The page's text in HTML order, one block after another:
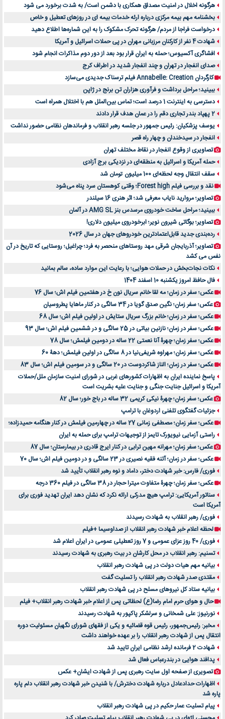
هرگونه اخلال در امنیت مصداق همکاری با دشمن است/ به شدت برخورد می شود
بخشنامه مهم بیمه مرکزی درباره ارئه خدمات بیمه ای در روزهای تعطیل و خاص
درخواست فراجا از مردم/ هرگونه تحرک مشکوک را به این شماره‌ها اطلاع دهید
شهادت 4 نفر از کارکنان مرزبانی مهران در پی حملات اسرائیل و آمریکا
افشاگری آکسیوس؛ حمله به ایران قرار بود بعد از دور دوم مذاکرات انجام شود
صدای انفجار در تهران و چند انفجار شدید در اطراف کرج
کارگردان Annabelle: Creation فیلم ترسناک جدیدی می‌سازد
ببینید؛ مراحل برداشت و فرآوری هزاران تن برنج در ژاپن
دسترسی به اینترنت 1 درصد است؛ تماس بین‌الملل هم با اختلال همراه است
2 پهپاد بندر تجاری دقم را در عمان هدف قرار دادند
یوسف پزشکیان: رئیس جمهور در جلسه رهبر انقلاب و فرماندهان نظامی حضور نداشت
انفجار در سیدخندان و چهار راه قصر
تصاویری از وقوع انفجار در نقاط مختلف تهران
حمله آمریکا و اسرائیل به منطقه‌ای در نزدیکی برج آزادی
سقف انتقال وجه لحظه‌ای 100 میلیون تومان شد
نقد و بررسی فیلم Forest high؛ وقتی کوهستان سرد پناه می‌شود
تصاویر؛ مروارید نایاب معرفی شد؛ اثر هنری 16 سیلندر
ببینید؛ مراحل ساخت خودروی مرسدس بنز AMG SL در آلمان
تصاویر؛ بوگاتی شیرون نویر؛ ابرخودروی میلیون دلاری!
رده‌بندی جدید قابل‌اعتمادترین خودروهای جهان در سال 2026
تصاویر؛ آذربایجان شرقی مهد روستاهای منحصر به فرد؛ چراغیل؛ روستایی که تاریخ در آن
نفس می کشد
نکات نجات‌بخش در حملات هوایی؛ با رعایت این موارد ساده، سالم بمانید
فال حافظ امروز یکشنبه 10 اسفند 1404
عکس؛ سفر در زمان؛ مه لقا خانم سریال نون خ در هفتمین فیلم اش؛ سال 76
عکس؛ سفر زمان؛ نگین صدق گویا در 34 سالگی در کنار ماهایا پطروسیان
عکس؛ سفر در زمان؛ خانم بزرگ سریال ستایش در اولین فیلم اش؛ سال 68
عکس؛ سفر در زمان؛ نازنین بیاتی در 25 سالگی و در ششمین فیلم اش؛ سال 93
عکس؛ سفر زمان؛ چهرۀ آنا نعمتی 22 ساله در دومین فیلمش؛ سال 78
عکس؛ سفر زمان؛ مهراوه شریفی‌نیا در 8 سالگی در اولین فیلمش؛ دهۀ 60
عکس؛ سفر در زمان؛ الناز شاکردوست در 20 سالگی و در سومین فیلم اش؛ سال 83
پاسخ نماینده ایران به اظهارات کشورهای غربی در شورای امنیت سازمان ملل/حملات
آمریکا و اسرائیل جنایت جنگی و جنایت علیه بشریت است
عکس؛ سفر زمان؛ چهرۀ نیکی کریمی 32 ساله در باج خور؛ سال 82
جزئیات گفتگوی تلفنی اردوغان با ترامپ
عکس؛ سفر زمان؛ مصطفی زمانی 27 ساله در چهارمین فیلمش در کنار هنگامه حمیدزاده؛
راستی آزمایی نیویورک تایمز از توجیهات ترامپ برای حمله به ایران
عکس؛ سفر زمان؛ مهرانه مهین ترابی در کنار ایرج قادری در بیمارستان؛ سال 87
عکس؛ سفر در زمان؛ آتنه فقیه نصیری در 23 سالگی و در دومین فیلم اش؛ سال 70
فوری/ فارس: خبر شهادت دختر، داماد و نوه رهبر انقلاب تأیید شد
عکس؛ سفر زمان؛ چهرۀ متفاوت میترا حجار در 38 سالگی در فیلم 360 درجه
سناتور آمریکایی: ترامپ هیچ مدرکی ارائه نکرد که نشان دهد ایران تهدید فوری برای
آمریکا است
فوری/ رهبر انقلاب به شهادت رسیدند
لحظه اعلام خبر شهادت رهبر انقلاب از صداوسیما +فیلم
فوری/ 40 روز عزای عمومی و 7 روز تعطیلی عمومی در ایران اعلام شد
تسنیم: رهبر انقلاب در محل کارشان در بیت رهبری به شهادت رسیدند
بیانیه مهم هیات دولت در پی شهادت رهبر انقلاب
مقتدی صدر شهادت رهبر انقلاب را تسلیت گفت
بیانیه ستاد کل نیروهای مسلح در پی شهادت رهبر انقلاب
حال و هوای حرم امام رضا(ع) لحظاتی پس از اعلام خبر شهادت رهبر انقلاب+ فیلم
نورنیوز: علی شمخانی و سرلشکر پاکپور به شهادت رسیدند
مخبر: رئیس‌جمهور، رئیس قوه ‌قضائیه و یکی از فقهای شورای نگهبان مسئولیت دوره
انتقال پس ‌از شهادت رهبر انقلاب را بر عهده خواهند داشت
شهادت 2 فرمانده ارشد نظامی ایران تایید شد
پدافند هوایی در بندرعباس فعال شد
تصویری از صفحه اول سایت رهبری پس از شهادت ایشان+ عکس
اظهارات حدادعادل درباره شهادت دخترش/ با شنیدن خبر شهادت رهبر انقلاب دلم پاره
پاره شد
پیام تسلیت عمار حکیم در پی شهادت رهبر انقلاب